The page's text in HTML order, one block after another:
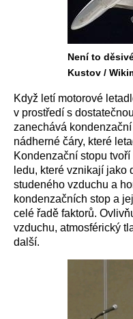
Není to
Kustov /
Když letí motorové
v prostředí s
zanechává
nádherné čáry, které
Kondenzační stopu
ledu, které vznikají jako
studeného vzduchu a
kondenzačních stop a
celé řadě faktorů.
vzduchu, atmosférický
další.